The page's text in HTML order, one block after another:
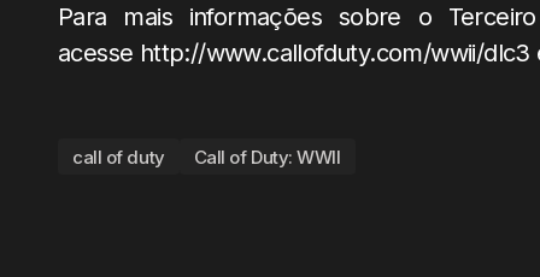
Para mais informações sobre o
acesse http://www.callofduty.com/wwii/dlc3
call of duty Call of Duty: WWII